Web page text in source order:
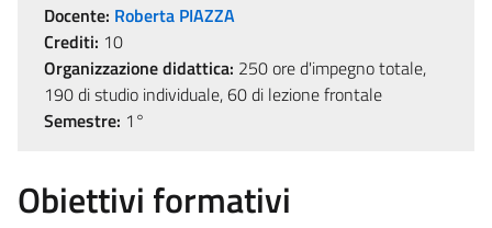
Docente: Roberta PIAZZA
Crediti: 10
Organizzazione didattica: 250 ore d'impegno totale,
190 di studio individuale, 60 di lezione frontale
Semestre: 1°
Obiettivi formativi